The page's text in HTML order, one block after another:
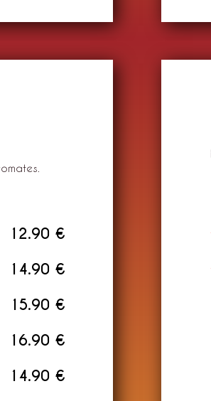
12.90 €
14.90 €
15.90 €
16.90 €
14.90 €